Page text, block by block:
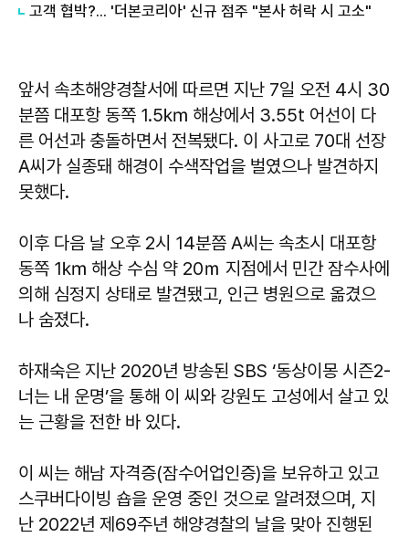
고객 협박?... '더본코리아' 신규 점주 "본사 허락 시 고소"
앞서 속초해양경찰서에 따르면 지난 7일 오전 4시 30
분쯤 대포항 동쪽 1.5㎞ 해상에서 3.55t 어선이 다
른 어선과 충돌하면서 전복됐다. 이 사고로 70대 선장
A씨가 실종돼 해경이 수색작업을 벌였으나 발견하지
못했다.
이후 다음 날 오후 2시 14분쯤 A씨는 속초시 대포항
동쪽 1㎞ 해상 수심 약 20ｍ 지점에서 민간 잠수사에
의해 심정지 상태로 발견됐고, 인근 병원으로 옮겼으
나 숨졌다.
하재숙은 지난 2020년 방송된 SBS ‘동상이몽 시즌2-
너는 내 운명’을 통해 이 씨와 강원도 고성에서 살고 있
는 근황을 전한 바 있다.
이 씨는 해남 자격증(잠수어업인증)을 보유하고 있고
스쿠버다이빙 숍을 운영 중인 것으로 알려졌으며, 지
난 2022년 제69주년 해양경찰의 날을 맞아 진행된